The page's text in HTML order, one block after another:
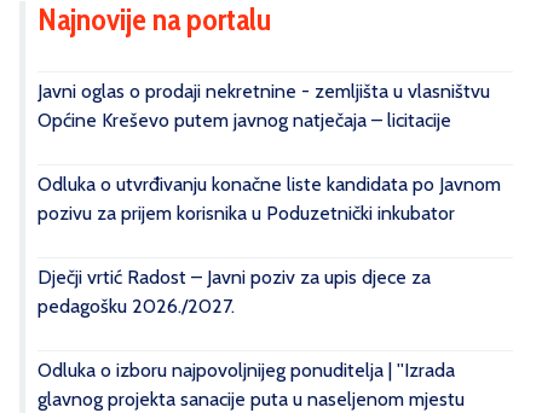
Najnovije na portalu
Javni oglas o prodaji nekretnine - zemljišta u vlasništvu
Općine Kreševo putem javnog natječaja – licitacije
Odluka o utvrđivanju konačne liste kandidata po Javnom
pozivu za prijem korisnika u Poduzetnički inkubator
Dječji vrtić Radost – Javni poziv za upis djece za
pedagošku 2026./2027.
Odluka o izboru najpovoljnijeg ponuditelja | ''Izrada
glavnog projekta sanacije puta u naseljenom mjestu